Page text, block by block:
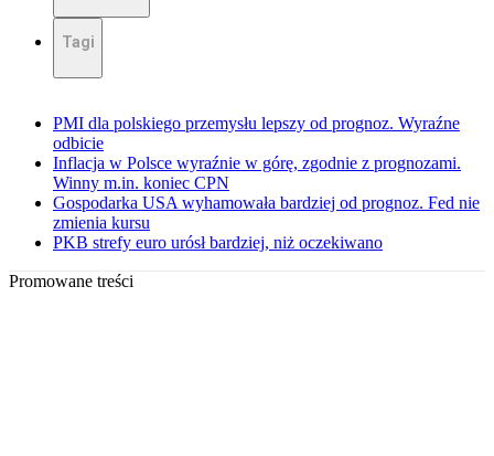
Tagi
PMI dla polskiego przemysłu lepszy od prognoz. Wyraźne
odbicie
Inflacja w Polsce wyraźnie w górę, zgodnie z prognozami.
Winny m.in. koniec CPN
Gospodarka USA wyhamowała bardziej od prognoz. Fed nie
zmienia kursu
PKB strefy euro urósł bardziej, niż oczekiwano
Promowane treści